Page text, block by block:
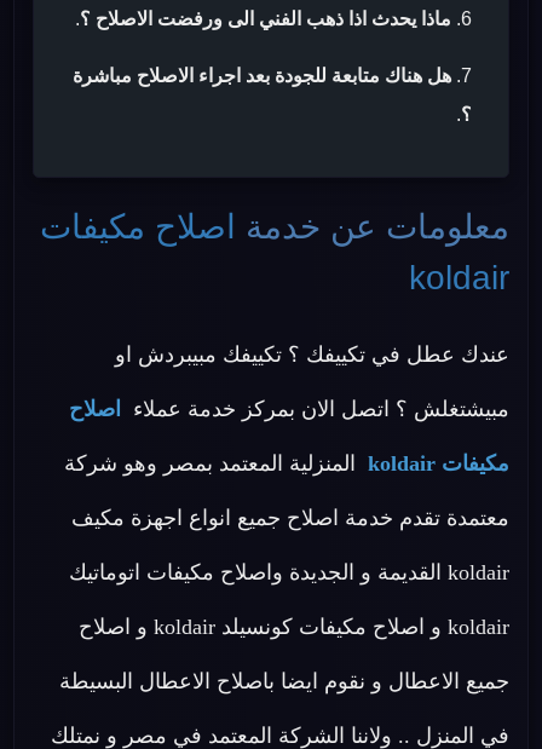
ماذا يحدث اذا ذهب الفني الى ورفضت الاصلاح ؟.
هل هناك متابعة للجودة بعد اجراء الاصلاح مباشرة
؟.
معلومات عن خدمة
اصلاح مكيفات
koldair
عندك عطل في تكييفك ؟ تكييفك مبيبردش او
مبيشتغلش ؟ اتصل الان بمركز خدمة عملاء اصلاح
مكيفات koldair المنزلية المعتمد بمصر وهو شركة
معتمدة تقدم خدمة اصلاح جميع انواع اجهزة مكيف
koldair القديمة و الجديدة واصلاح مكيفات اتوماتيك
koldair و اصلاح مكيفات كونسيلد koldair و اصلاح
جميع الاعطال و نقوم ايضا باصلاح الاعطال البسيطة
في المنزل .. ولاننا الشركة المعتمد في مصر و نمتلك